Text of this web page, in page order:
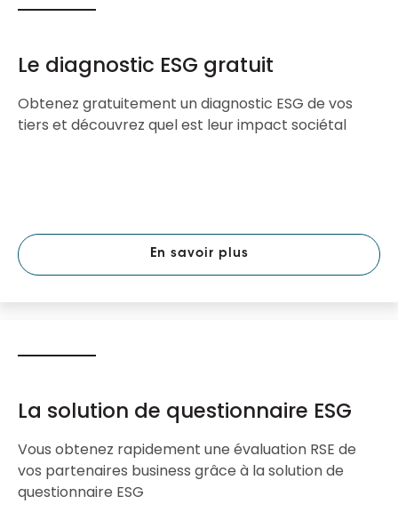
Le diagnostic ESG gratuit
Obtenez gratuitement un diagnostic ESG de vos
tiers et découvrez quel est leur impact sociétal
En savoir plus
La solution de questionnaire ESG
Vous obtenez rapidement une évaluation RSE de
vos partenaires business grâce à la solution de
questionnaire ESG